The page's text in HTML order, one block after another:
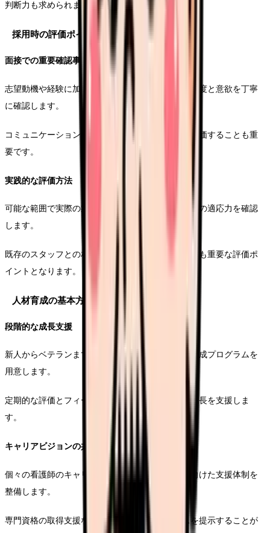
判断力も求められます。
採用時の評価ポイント
面接での重要確認事項
志望動機や経験に加えて、精神科看護に対する理解度と意欲を丁寧
に確認します。
コミュニケーション能力やチームワークの適性を評価することも重
要です。
実践的な評価方法
可能な範囲で実際の業務を体験してもらい、現場での適応力を確認
します。
既存のスタッフとの相性や、職場の雰囲気との調和も重要な評価ポ
イントとなります。
人材育成の基本方針
段階的な成長支援
新人からベテランまで、それぞれの段階に応じた育成プログラムを
用意します。
定期的な評価とフィードバックを行い、継続的な成長を支援しま
す。
キャリアビジョンの共有
個々の看護師のキャリア目標を明確化し、それに向けた支援体制を
整備します。
専門資格の取得支援など、具体的なキャリアパスを提示することが